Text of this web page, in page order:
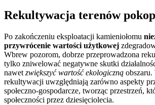
Rekultywacja terenów
Po zakończeniu eksploatacji kamieniołomu
przywrócenie wartości użytkowej
Wbrew pozorom, dobrze przeprowadzona
tylko zniwelować negatywne skutki
nawet zwiększyć wartość ekologiczną obszaru.
rekultywacji uwzględniają zarówno aspekty
społeczno-gospodarcze, tworząc przestrzeń,
społeczności przez dziesięciolecia.